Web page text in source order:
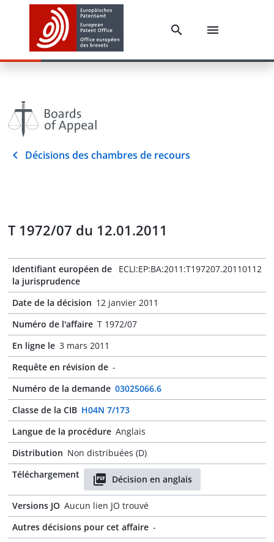
Décisions des chambres de recours
T 1972/07 du 12.01.2011
Identifiant européen de
la jurisprudence
ECLI:EP:BA:2011:T197207.20110112
Date de la décision 12 janvier 2011
Numéro de l'affaire T 1972/07
En ligne le 3 mars 2011
Requête en révision de -
Numéro de la demande 03025066.6
Classe de la CIB H04N 7/173
Langue de la procédure Anglais
Distribution Non distribuées (D)
Téléchargement
Décision en anglais
Versions JO Aucun lien JO trouvé
Autres décisions pour cet affaire -